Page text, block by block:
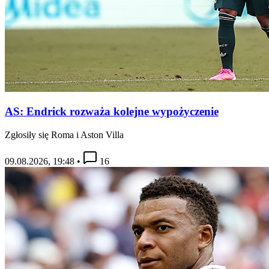
AS: Endrick rozważa kolejne wypożyczenie
Zgłosiły się Roma i Aston Villa
09.08.2026, 19:48 • 16